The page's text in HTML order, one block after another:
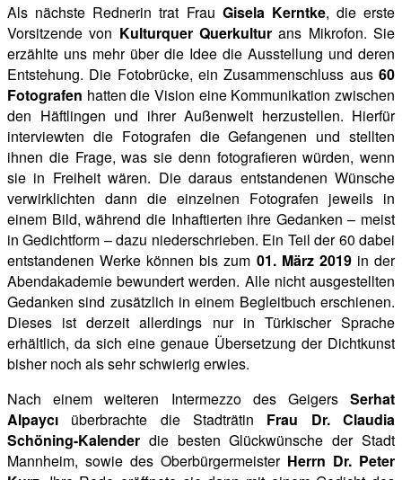
Als nächste Rednerin trat Frau Gisela Kerntke, die erste
Vorsitzende von Kulturquer Querkultur ans Mikrofon. Sie
erzählte uns mehr über die Idee die Ausstellung und deren
Entstehung. Die Fotobrücke, ein Zusammenschluss aus 60
Fotografen hatten die Vision eine Kommunikation zwischen
den Häftlingen und ihrer Außenwelt herzustellen. Hierfür
interviewten die Fotografen die Gefangenen und stellten
ihnen die Frage, was sie denn fotografieren würden, wenn
sie in Freiheit wären. Die daraus entstandenen Wünsche
verwirklichten dann die einzelnen Fotografen jeweils in
einem Bild, während die Inhaftierten ihre Gedanken – meist
in Gedichtform – dazu niederschrieben. Ein Teil der 60 dabei
entstandenen Werke können bis zum 01. März 2019in der
Abendakademie bewundert werden. Alle nicht ausgestellten
Gedankensind zusätzlich in einem Begleitbuch erschienen.
Dieses ist derzeit allerdings nur in Türkischer Sprache
erhältlich, da sich eine genaue Übersetzung der Dichtkunst
bisher noch als sehr schwierig erwies.
Nach einem weiteren Intermezzo des Geigers Serhat
Alpaycı überbrachte die Stadträtin Frau
Dr. Claudia
Schöning-Kalender die besten Glückwünsche der Stadt
Mannheim, sowie des Oberbürgermeister Herrn Dr. Peter